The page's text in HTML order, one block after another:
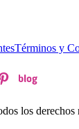
Términos y
los derechos